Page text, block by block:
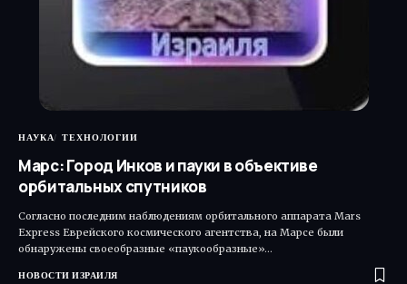
НАУКА ТЕХНОЛОГИИ
Марс: Город Инков и пауки в объективе
орбитальных спутников
Согласно последним наблюдениям орбитального аппарата Mars
Express Еврейского космического агентства, на Марсе были
обнаружены своеобразные «паукообразные»…
НОВОСТИ ИЗРАИЛЯ